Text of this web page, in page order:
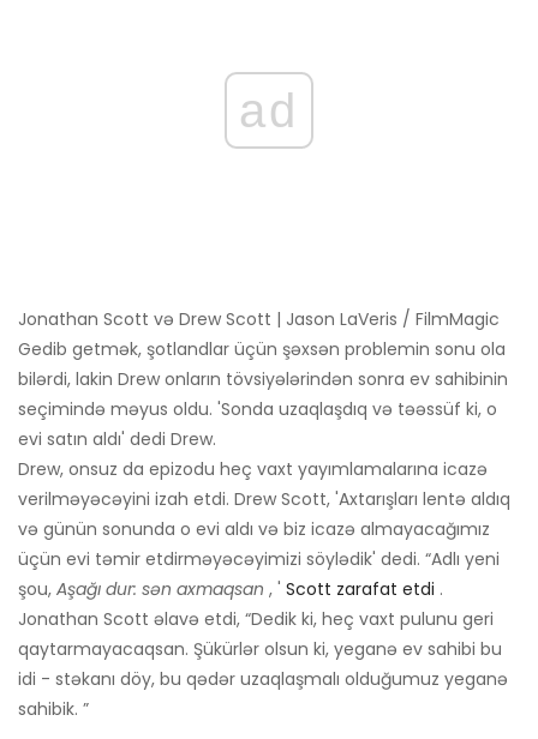
ad
Jonathan Scott və Drew Scott | Jason LaVeris / FilmMagic
Gedib getmək, şotlandlar üçün şəxsən problemin sonu ola
bilərdi, lakin Drew onların tövsiyələrindən sonra ev sahibinin
seçimində məyus oldu. 'Sonda uzaqlaşdıq və təəssüf ki, o
evi satın aldı' dedi Drew.
Drew, onsuz da epizodu heç vaxt yayımlamalarına icazə
verilməyəcəyini izah etdi. Drew Scott, 'Axtarışları lentə aldıq
və günün sonunda o evi aldı və biz icazə almayacağımız
üçün evi təmir etdirməyəcəyimizi söylədik' dedi. “Adlı yeni
şou, Aşağı dur: sən axmaqsan , ' Scott zarafat etdi .
Jonathan Scott əlavə etdi, “Dedik ki, heç vaxt pulunu geri
qaytarmayacaqsan. Şükürlər olsun ki, yeganə ev sahibi bu
idi - stəkanı döy, bu qədər uzaqlaşmalı olduğumuz yeganə
sahibik. ”